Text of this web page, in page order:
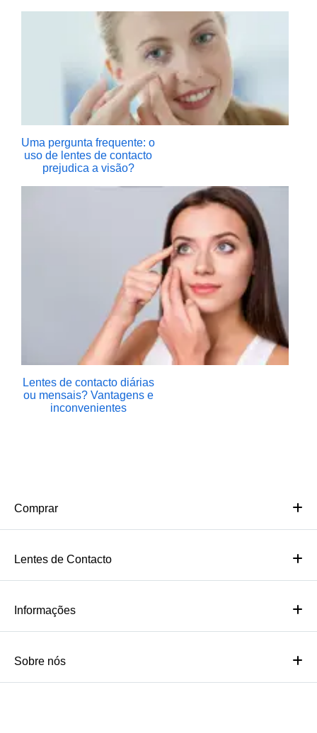
Uma pergunta frequente: o
uso de lentes de contacto
prejudica a visão?
Lentes de contacto diárias
ou mensais? Vantagens e
inconvenientes
Comprar
Lentes de Contacto
Informações
Sobre nós